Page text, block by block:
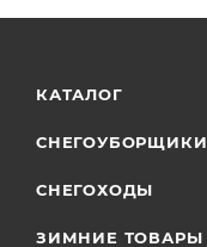
КАТАЛОГ
СНЕГОУБОРЩИКИ
СНЕГОХОДЫ
ЗИМНИЕ ТОВАРЫ